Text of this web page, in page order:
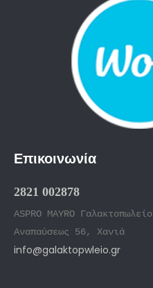
Επικοινωνία
2821 002878
ASPRO MAYRO Γαλακτοπωλείο
Αναπαύσεως 56, Χανιά
info@galaktopwleio.gr